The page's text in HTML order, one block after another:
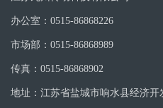
办公室：0515-86868226
市场部：0515-86868989
传真：0515-86868902
地址：江苏省盐城市响水县经济